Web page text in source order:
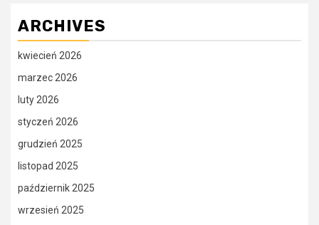
ARCHIVES
kwiecień 2026
marzec 2026
luty 2026
styczeń 2026
grudzień 2025
listopad 2025
październik 2025
wrzesień 2025